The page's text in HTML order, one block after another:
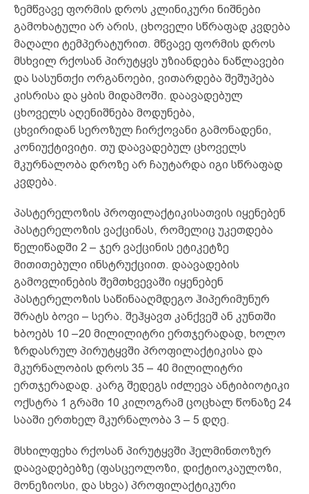
ზემწვავე ფორმის დროს კლინიკური ნიშნები
გამოხატული არ არის, ცხოველი სწრაფად კვდება
მაღალი ტემპერატურით. მწვავე ფორმის დროს
მსხვილ რქოსან პირუტყვს უზიანდება ნაწლავები
და სასუნთქი ორგანოები, ვითარდება შეშუპება
კისრისა და ყბის მიდამოში. დაავადებულ
ცხოველს აღენიშნება მოდუნება,
ცხვირიდან სეროზულ ჩირქოვანი გამონადენი,
კონიუქტივიტი. თუ დაავადებულ ცხოველს
მკურნალობა დროზე არ ჩაუტარდა იგი სწრაფად
კვდება.
პასტერელოზის პროფილაქტიკისათვის იყენებენ
პასტერელოზის ვაქცინას, რომელიც უკეთდება
წელიწადში 2 – ჯერ ვაქცინის ეტიკეტზე
მითითებული ინსტრუქციით. დაავადების
გამოვლინების შემთხვევაში იყენებენ
პასტერელოზის საწინააღმდეგო ჰიპერიმუნურ
შრატს ბოვი – სერა. შეჰყავთ კანქვეშ ან კუნთში
ხბოებს 10 –20 მილილიტრი ერთჯერადად, ხოლო
ზრდასრულ პირუტყვში პროფილაქტიკისა და
მკურნალობის დროს 35 – 40 მილილიტრი
ერთჯერადად. კარგ შედეგს იძლევა ანტიბიოტიკი
ოქსტრა 1 გრამი 10 კილოგრამ ცოცხალ წონაზე 24
სააში ერთხელ მკურნალობა 3 – 5 დღე.
მსხილფეხა რქოსან პირუტყვში ჰელმინთოზურ
დაავადებებზე (ფასცეოლოზი, დიქტიოკაულოზი,
მონეზიოსი, და სხვა) პროფილაქტიკური